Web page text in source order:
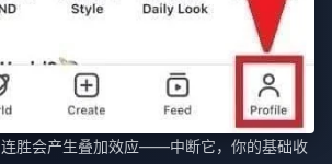
连胜会产生叠加效应——中断它，你的基础收